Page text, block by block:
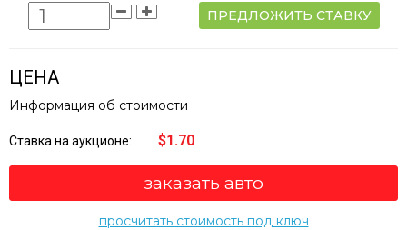
ПРЕДЛОЖИТЬ СТАВКУ
ЦЕНА
Информация об стоимости
Ставка на аукционе: $1.70
заказать авто
просчитать стоимость под ключ